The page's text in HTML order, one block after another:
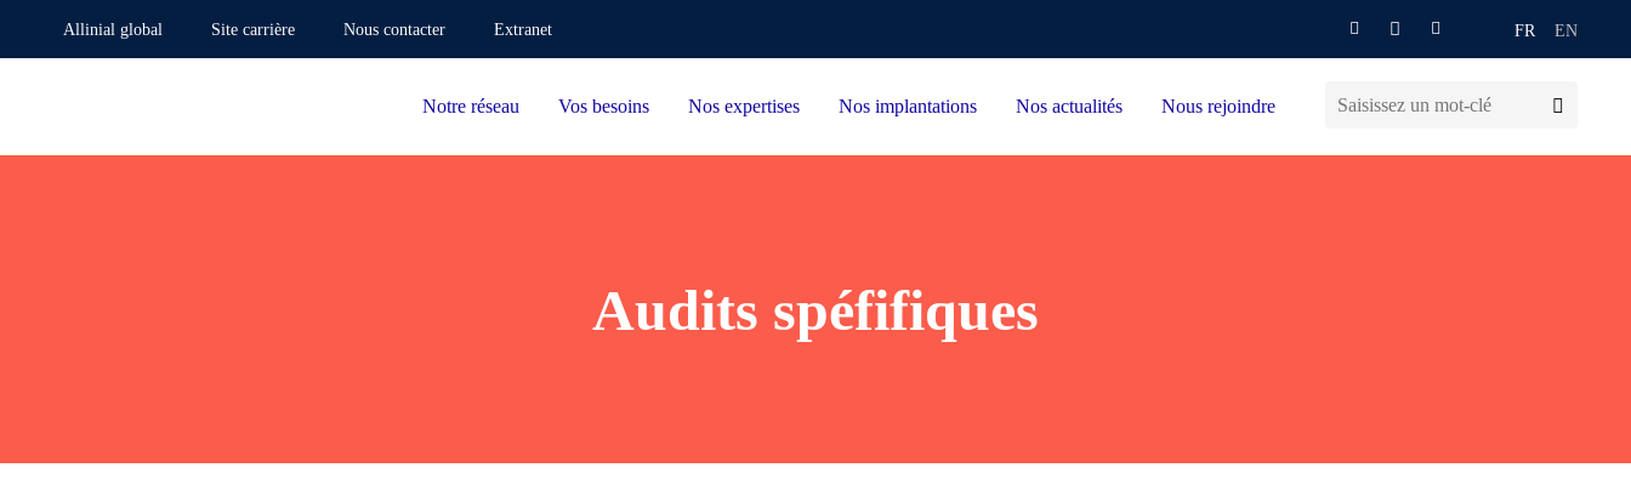
Allinial global Site carrière Nous contacter Extranet FR EN
Notre réseau Vos besoins Nos expertises Nos implantations Nos actualités Nous rejoindre
Audits spéfifiques